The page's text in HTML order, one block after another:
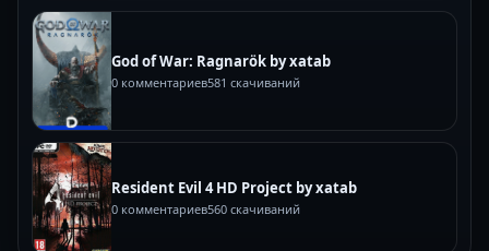
God of War: Ragnarök by xatab
0 комментариев581 скачиваний
Resident Evil 4 HD Project by xatab
0 комментариев560 скачиваний